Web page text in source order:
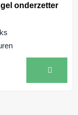
onderzetter